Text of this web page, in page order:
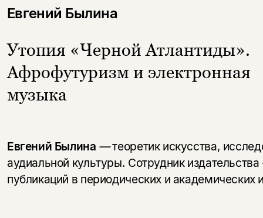
Евгений Былина
Утопия «Черной Атлантиды».
Афрофутуризм и электронная
музыка
Евгений Былина —теоретик искусства,
аудиальной культуры. Сотрудник
публикаций в периодических и академических